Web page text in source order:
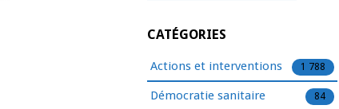
CATÉGORIES
Actions et interventions 1 788
Démocratie sanitaire 84